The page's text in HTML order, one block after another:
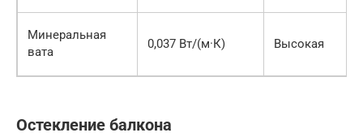
Минеральная
вата
0,037 Вт/(м·К) Высокая
Остекление балкона